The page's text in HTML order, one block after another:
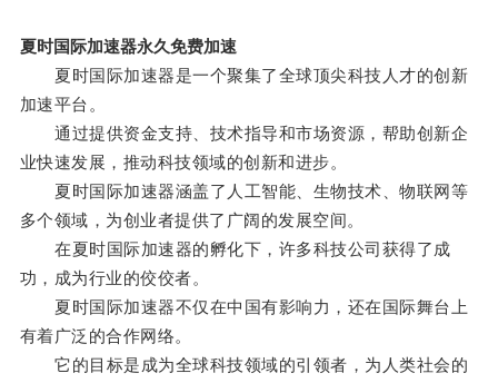
夏时国际加速器永久免费加速
夏时国际加速器是一个聚集了全球顶尖科技人才的创新
加速平台。
通过提供资金支持、技术指导和市场资源，帮助创新企
业快速发展，推动科技领域的创新和进步。
夏时国际加速器涵盖了人工智能、生物技术、物联网等
多个领域，为创业者提供了广阔的发展空间。
在夏时国际加速器的孵化下，许多科技公司获得了成
功，成为行业的佼佼者。
夏时国际加速器不仅在中国有影响力，还在国际舞台上
有着广泛的合作网络。
它的目标是成为全球科技领域的引领者，为人类社会的